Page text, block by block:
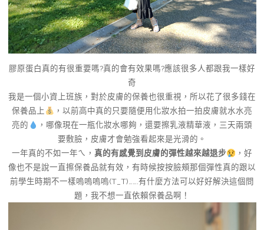
膠原蛋白真的有很重要嗎?真的會有效果嗎?應該很多人都跟我一樣好
奇
我是一個小資上班族，對於皮膚的保養也很重視，所以花了很多錢在
保養品上
，以前高中真的只要隨便用化妝水拍一拍皮膚就水水亮
亮的
，哪像現在一瓶化妝水哪夠，還要擦乳液精華液，三天兩頭
要敷臉，皮膚才會勉強看起來是光滑的。
一年真的不如一年ㄟ，真的有感覺到皮膚的彈性越來越退步
，好
像也不是說一直擦保養品就有效，有時候按按臉頰那個彈性真的跟以
前學生時期不一樣嗚嗚嗚嗚(T_T)…….有什麼方法可以好好解決這個問
題，我不想一直依賴保養品啊！